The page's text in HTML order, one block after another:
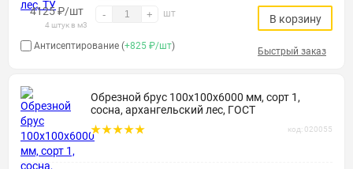
4125₽/шт
4 штук в м3
- + шт
Антисептирование (+825 ₽/шт)
В корзину
Быстрый заказ
Обрезной брус 100х100х6000 мм, сорт 1,
сосна, архангельский лес, ГОСТ
код: 020055